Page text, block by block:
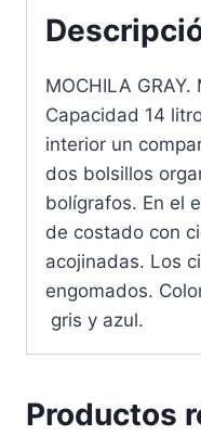
MOCHILA
Capacidad 14
interior un
dos bolsillos
bolígrafos. En el
de costado con
acojinadas. Los
engomados.
gris y azul.
Productos